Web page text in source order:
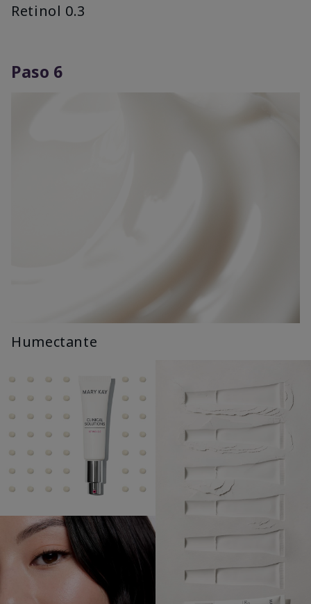
Retinol 0.3
Paso 6
Humectante